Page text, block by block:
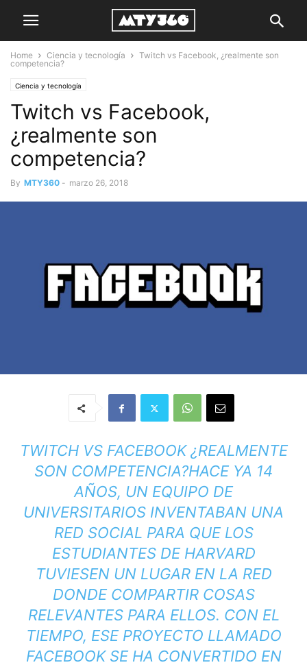
Home Ciencia y tecnología
Twitch vs Facebook, ¿realmente son
competencia?
Ciencia y tecnología
Twitch vs Facebook,
¿realmente son
competencia?
By MTY360 - marzo 26, 2018
TWITCH VS FACEBOOK ¿REALMENTE
SON COMPETENCIA?HACE YA 14
AÑOS, UN EQUIPO DE
UNIVERSITARIOS INVENTABAN UNA
RED SOCIAL PARA QUE LOS
ESTUDIANTES DE HARVARD
TUVIESEN UN LUGAR EN LA RED
DONDE COMPARTIR COSAS
RELEVANTES PARA ELLOS. CON EL
TIEMPO, ESE PROYECTO LLAMADO
FACEBOOKSE HA CONVERTIDO EN